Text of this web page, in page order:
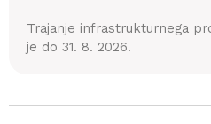
Trajanje infrastrukturnega
je do 31. 8. 2026.